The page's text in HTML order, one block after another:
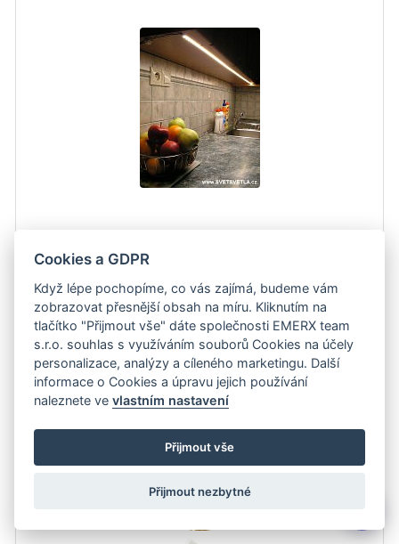
napáječ zasunout…zobrazit detail
649 Kč Do košíku
Sada pro osvětlení kuchyňské linky 2m bez vypínače teplá bílá
800 lm/1m IP20 bez silikonu
Cookies a GDPR
Když lépe pochopíme, co vás zajímá, budeme vám
zobrazovat přesnější obsah na míru. Kliknutím na
tlačítko "Přijmout vše" dáte společnosti EMERX team
s.r.o. souhlas s využíváním souborů Cookies na účely
personalizace, analýzy a cíleného marketingu. Další
informace o Cookies a úpravu jejich používání
naleznete vevlastním nastavení
Přijmout vše
Přijmout nezbytné